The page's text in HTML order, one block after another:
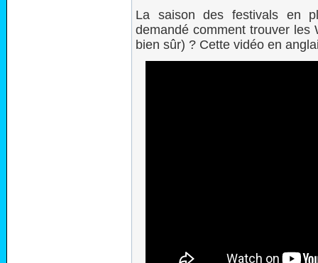
La saison des festivals en
demandé comment trouver les
bien sûr) ? Cette vidéo en